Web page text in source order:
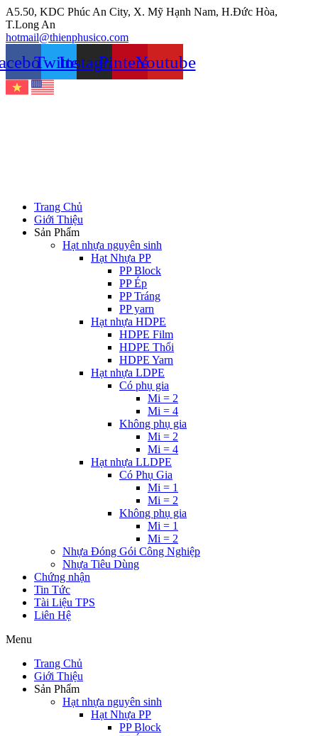
Chuyển
đến
nội
A5.50, KDC Phúc An City, X. Mỹ Hạnh Nam, H.Đức Hòa,
T.Long An
hotmail@thienphusico.com
TwitterInstagramPinterestYoutube
Trang Chủ
Giới Thiệu
Sản Phẩm
Hạt nhựa nguyên sinh
Hạt Nhựa PP
PP Block
PP Ép
PP Tráng
PP yarn
Hạt nhựa HDPE
HDPE Film
HDPE Thổi
HDPE Yarn
Hạt nhựa LDPE
Có phụ gia
Mi = 2
Mi = 4
Không phụ gia
Mi = 2
Mi = 4
Hạt nhựa LLDPE
Có Phụ Gia
Mi = 1
Mi = 2
Không phụ gia
Mi = 1
Mi = 2
Nhựa Đóng Gói Công Nghiệp
Nhựa Tiêu Dùng
Chứng nhận
Tin Tức
Tài Liệu TPS
Liên Hệ
Menu
Trang Chủ
Giới Thiệu
Sản Phẩm
Hạt nhựa nguyên sinh
Hạt Nhựa PP
PP Block